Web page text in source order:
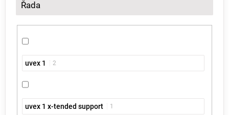
Řada
uvex 1 2
uvex 1 x-tended support 1